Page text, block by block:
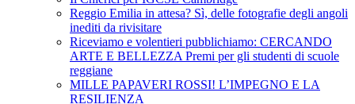
Reggio Emilia in attesa? Sì, delle fotografie degli angoli
inediti da rivisitare
Riceviamo e volentieri pubblichiamo: CERCANDO
ARTE E BELLEZZA Premi per gli studenti di scuole
reggiane
MILLE PAPAVERI ROSSI! L’IMPEGNO E LA
RESILIENZA